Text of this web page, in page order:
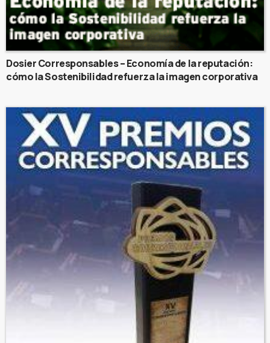
Dosier Corresponsables – Economía de la reputación:
cómo la Sostenibilidad refuerza la imagen corporativa